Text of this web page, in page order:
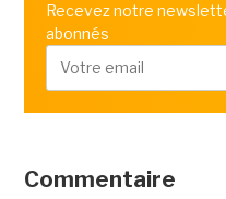
Recevez notre
abonnés
Commentaire